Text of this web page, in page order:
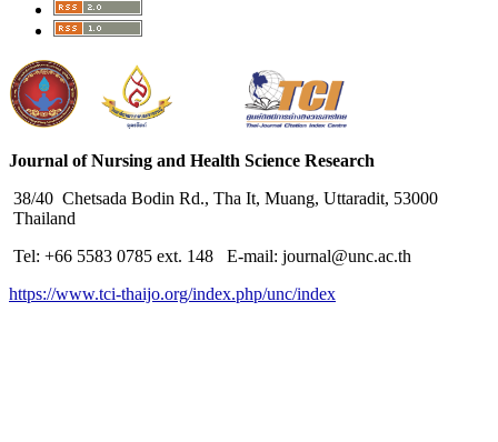
Journal of Nursing and Health Science Research
38/40 Chetsada Bodin Rd., Tha It, Muang, Uttaradit, 53000
Thailand
Tel: +66 5583 0785 ext. 148 E-mail: journal@unc.ac.th
https://www.tci-thaijo.org/index.php/unc/index